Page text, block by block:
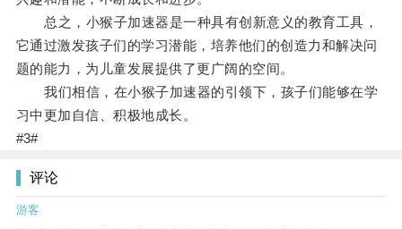
总之，小猴子加速器是一种具有创新意义的教育工具，
它通过激发孩子们的学习潜能，培养他们的创造力和解决问
题的能力，为儿童发展提供了更广阔的空间。
我们相信，在小猴子加速器的引领下，孩子们能够在学
习中更加自信、积极地成长。
#3#
评论
游客